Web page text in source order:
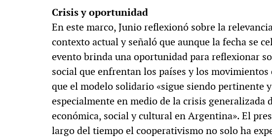
Crisis y oportunidad
En este marco, Junio reflexionó sobre la
contexto actual y señaló que aunque la fecha se
evento brinda una oportunidad para reflexionar
social que enfrentan los países y los movimientos
que el modelo solidario «sigue siendo pertinente
especialmente en medio de la crisis generalizada
económica, social y cultural en Argentina». El
largo del tiempo el cooperativismo no solo ha